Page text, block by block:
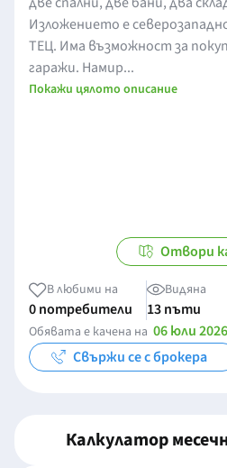
Изложението е
ТЕЦ. Има възможност за
гаражи. Намир...
Покажи цялото описание
Отвори
В любими на
0 потребители
Видяна
13 пъти
Обявата е качена на 06 юли 2026
Свържи се с брокера
Калкулатор